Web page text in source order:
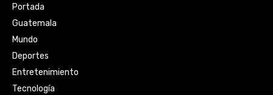
Portada
Guatemala
Mundo
Deportes
Entretenimiento
Tecnología